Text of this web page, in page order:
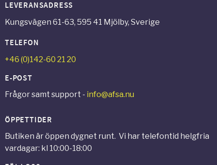
LEVERANSADRESS
Kungsvägen 61-63, 595 41 Mjölby, Sverige
TELEFON
+46 (0)142-60 21 20
E-POST
Frågor samt support - info@afsa.nu
ÖPPETTIDER
Butiken är öppen dygnet runt. Vi har telefontid helgfria
vardagar: kl 10:00-18:00